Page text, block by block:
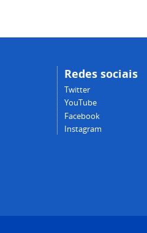
Redes sociais
Twitter
YouTube
Facebook
Instagram